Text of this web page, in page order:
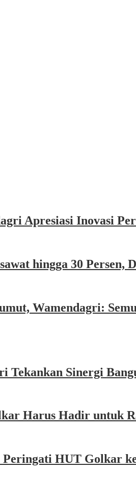
Apresiasi Inovasi
hingga 30 Persen,
Wamendagri:
Tekankan Sinergi
Harus Hadir untuk
HUT Golkar